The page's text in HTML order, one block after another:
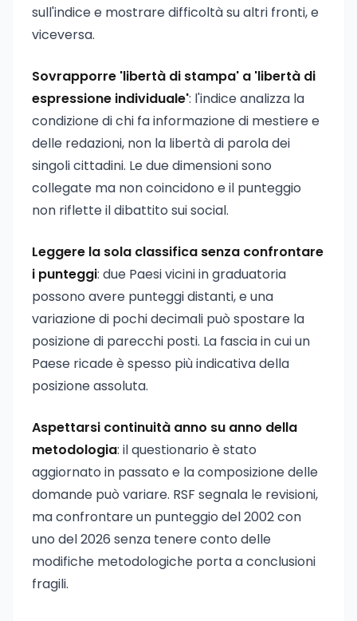
sull'indice e mostrare difficoltà su altri fronti, e
viceversa.
Sovrapporre 'libertà di stampa' a 'libertà di
espressione individuale': l'indice analizza la
condizione di chi fa informazione di mestiere e
delle redazioni, non la libertà di parola dei
singoli cittadini. Le due dimensioni sono
collegate ma non coincidono e il punteggio
non riflette il dibattito sui social.
Leggere la sola classifica senza confrontare
i punteggi: due Paesi vicini in graduatoria
possono avere punteggi distanti, e una
variazione di pochi decimali può spostare la
posizione di parecchi posti. La fascia in cui un
Paese ricade è spesso più indicativa della
posizione assoluta.
Aspettarsi continuità anno su anno della
metodologia: il questionario è stato
aggiornato in passato e la composizione delle
domande può variare. RSF segnala le revisioni,
ma confrontare un punteggio del 2002 con
uno del 2026 senza tenere conto delle
modifiche metodologiche porta a conclusioni
fragili.